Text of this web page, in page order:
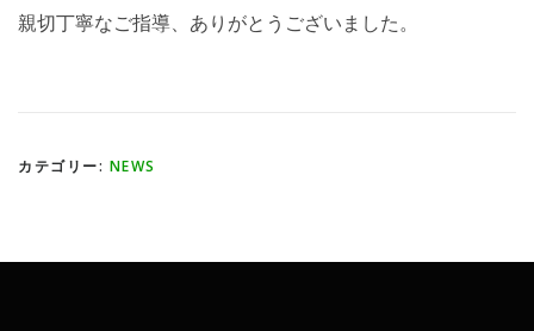
親切丁寧なご指導、ありがとうございました。
カテゴリー: NEWS